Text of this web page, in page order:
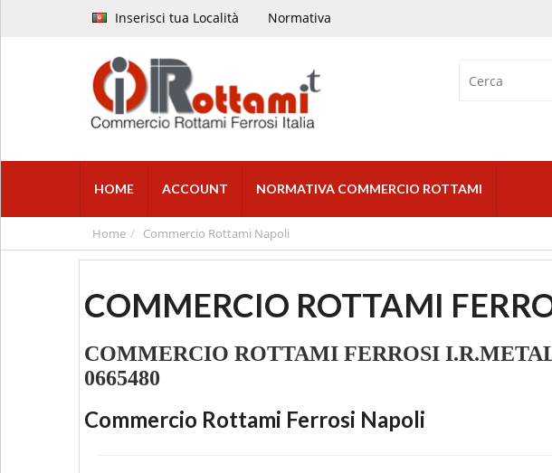
Inserisci tua Località Normativa
HOME ACCOUNT NORMATIVA COMMERCIO ROTTAMI
Home Commercio Rottami Napoli
COMMERCIO ROTTAMI
COMMERCIO ROTTAMI FERROSI
0665480
Commercio Rottami Ferrosi Napoli